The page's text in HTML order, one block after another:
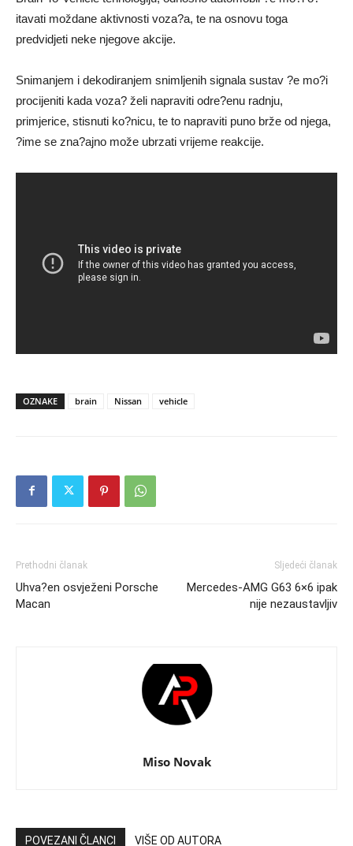
itavati moždane aktivnosti voza?a, te na osnovu toga
predvidjeti neke njegove akcije.
Snimanjem i dekodiranjem snimljenih signala sustav ?e mo?i
procijeniti kada voza? želi napraviti odre?enu radnju,
primjerice, stisnuti ko?nicu, te to napraviti puno brže od njega,
?ime se zna?ajno može ubrzati vrijeme reakcije.
OZNAKE brain Nissan vehicle
Prethodni članak
Uhva?en osvježeni Porsche
Macan
Sljedeći članak
Mercedes-AMG G63 6×6 ipak
nije nezaustavljiv
Miso Novak
POVEZANI ČLANCI VIŠE OD AUTORA